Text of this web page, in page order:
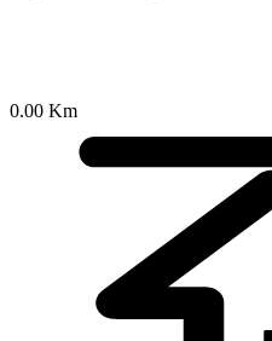
0.00 Km